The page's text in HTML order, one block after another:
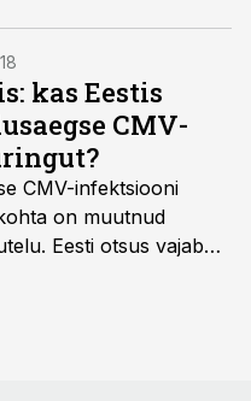
kas Eestis
CMV-
CMV-infektsiooni
on muutnud
Eesti otsus vajab